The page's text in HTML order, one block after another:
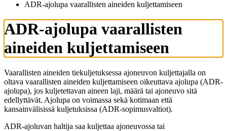
ADR-ajolupa vaarallisten aineiden kuljettamiseen
ADR-ajolupa vaarallisten
aineiden kuljettamiseen
Vaarallisten aineiden tiekuljetuksessa ajoneuvon kuljettajalla on
oltava vaarallisten aineiden kuljettamiseen oikeuttava ajolupa (ADR-
ajolupa), jos kuljetettavan aineen laji, määrä tai ajoneuvo sitä
edellyttävät. Ajolupa on voimassa sekä kotimaan että
kansainvälisissä kuljetuksissa (ADR-sopimusvaltiot).
ADR-ajoluvan haltija saa kuljettaa ajoneuvossa tai